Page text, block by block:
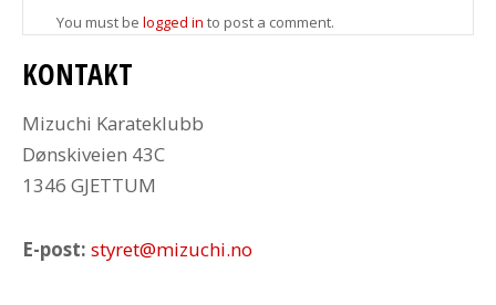
You must be logged in to post a comment.
KONTAKT
Mizuchi Karateklubb
Dønskiveien 43C
1346 GJETTUM
E-post: styret@mizuchi.no